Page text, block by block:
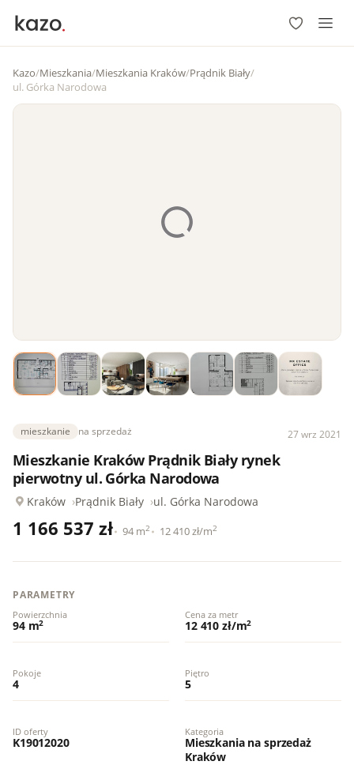
Kazo/Mieszkania/Mieszkania Kraków/Prądnik Biały/
ul. Górka Narodowa
mieszkanie na sprzedaż 27 wrz 2021
Mieszkanie Kraków Prądnik Biały rynek
pierwotny ul. Górka Narodowa
Kraków Prądnik Biały ul. Górka Narodowa
1 166 537 zł 94 m2 12 410 zł/m2
PARAMETRY
Powierzchnia
94 m2
Cena za metr
12 410 zł/m2
Pokoje
4
Piętro
5
ID oferty
K19012020
Kategoria
Mieszkania na sprzedaż
Kraków